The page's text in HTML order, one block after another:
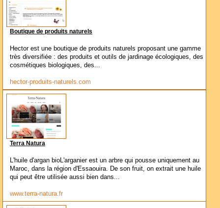
Boutique de produits naturels
Hector est une boutique de produits naturels proposant une gamme
très diversifiée : des produits et outils de jardinage écologiques, des
cosmétiques biologiques, des...
hector-produits-naturels.com
Terra Natura
L'huile d'argan bioL'arganier est un arbre qui pousse uniquement au
Maroc, dans la région d'Essaouira. De son fruit, on extrait une huile
qui peut être utilisée aussi bien dans...
www.terra-natura.fr